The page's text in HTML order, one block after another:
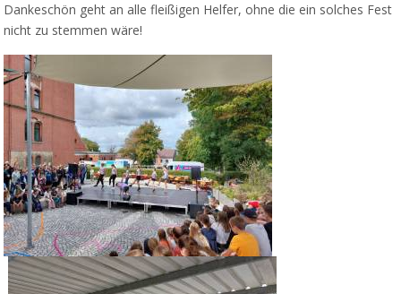
Dankeschön geht an alle fleißigen Helfer, ohne die ein solches Fest
nicht zu stemmen wäre!